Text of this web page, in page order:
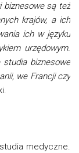
biznesowe są też
krajów, a ich
ich w języku
urzędowym.
biznesowe
we Francji czy
medyczne.